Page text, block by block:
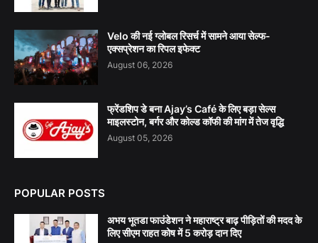
Velo की नई ग्लोबल रिसर्च में सामने आया सेल्फ-
एक्सप्रेशन का रिपल इफेक्ट
August 06, 2026
फ्रेंडशिप डे बना Ajay’s Café के लिए बड़ा सेल्स
माइलस्टोन, बर्गर और कोल्ड कॉफी की मांग में तेज वृद्धि
August 05, 2026
POPULAR POSTS
अभय भूतडा फाउंडेशन ने महाराष्ट्र बाढ़ पीड़ितों की मदद के
लिए सीएम राहत कोष में 5 करोड़ दान दिए